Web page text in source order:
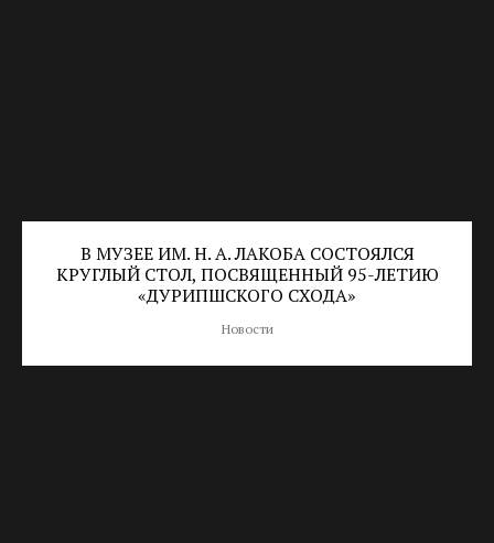
В МУЗЕЕ ИМ. Н. А. ЛАКОБА СОСТОЯЛСЯ
КРУГЛЫЙ СТОЛ, ПОСВЯЩЕННЫЙ 95-ЛЕТИЮ
«ДУРИПШСКОГО СХОДА»
Новости